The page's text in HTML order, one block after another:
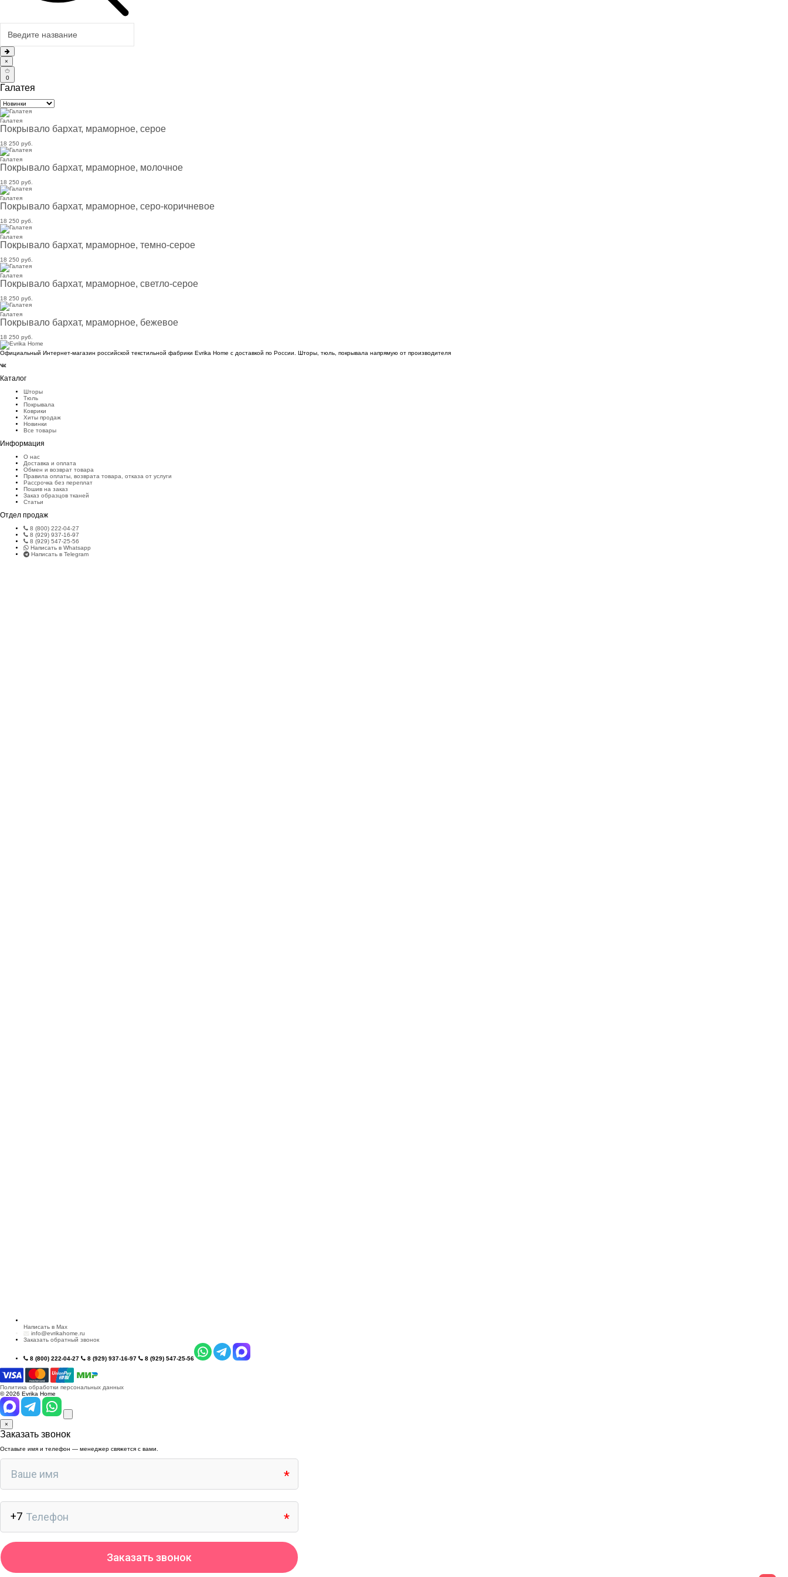
×
0
Галатея
Галатея
Покрывало бархат, мраморное, серое
18 250 руб.
Галатея
Покрывало бархат, мраморное, молочное
18 250 руб.
Галатея
Покрывало бархат, мраморное, серо-коричневое
18 250 руб.
Галатея
Покрывало бархат, мраморное, темно-серое
18 250 руб.
Галатея
Покрывало бархат, мраморное, светло-серое
18 250 руб.
Галатея
Покрывало бархат, мраморное, бежевое
18 250 руб.
Официальный Интернет-магазин российской текстильной фабрики Evrika Home c доставкой по России. Шторы, тюль, покрывала напрямую от производителя
Каталог
Шторы
Тюль
Покрывала
Коврики
Хиты продаж
Новинки
Все товары
Информация
О нас
Доставка и оплата
Обмен и возврат товара
Правила оплаты, возврата товара, отказа от услуги
Рассрочка без переплат
Пошив на заказ
Заказ образцов тканей
Статьи
Отдел продаж
8 (800) 222-04-27
8 (929) 937-16-97
8 (929) 547-25-56
Написать в Whatsapp
Написать в Telegram
Написать в Max
info@evrikahome.ru
Заказать обратный звонок
8 (800) 222-04-27 8 (929) 937-16-97 8 (929) 547-25-56
Политика обработки персональных данных
© 2026 Evrika Home
×
Заказать звонок
Оставьте имя и телефон — менеджер свяжется с вами.